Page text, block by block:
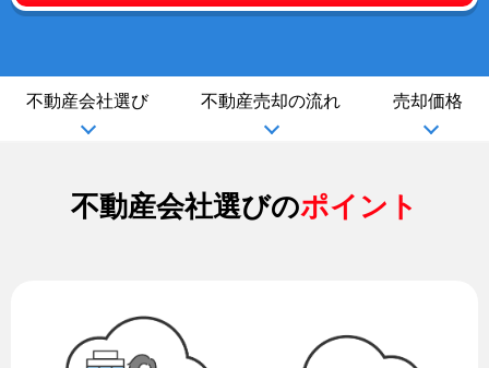
不動産会社選び 不動産売却の流れ 売却価格
不動産会社選びのポイント